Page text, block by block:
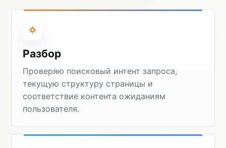
Разбор
Проверяю поисковый интент запроса,
текущую структуру страницы и
соответствие контента ожиданиям
пользователя.